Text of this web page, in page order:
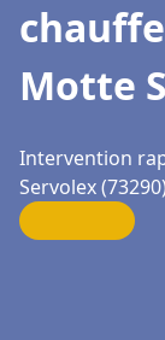
Motte
Intervention
Servolex (73290)